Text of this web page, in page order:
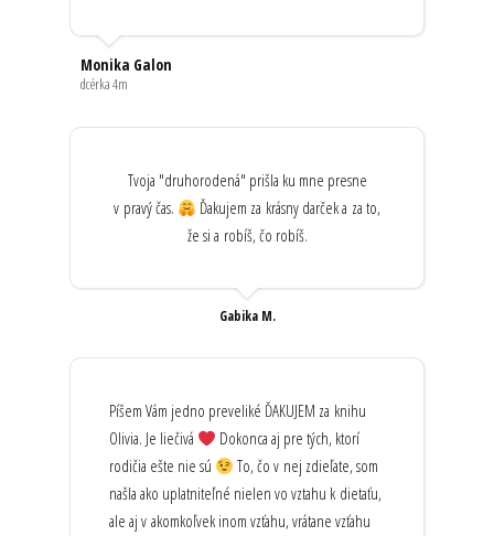
Monika Galon
dcérka 4m
Tvoja "druhorodená" prišla ku mne presne
v pravý čas.
Ďakujem za krásny darček a za to,
že si a robíš, čo robíš.
Gabika M.
Píšem Vám jedno preveliké ĎAKUJEM za knihu
Olivia. Je liečivá
Dokonca aj pre tých, ktorí
rodičia ešte nie sú
To, čo v nej zdieľate, som
našla ako uplatniteľné nielen vo vztahu k dietaťu,
ale aj v akomkoľvek inom vzťahu, vrátane vzťahu